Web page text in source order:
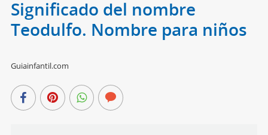
Significado del nombre
Teodulfo. Nombre para niños
Guiainfantil.com